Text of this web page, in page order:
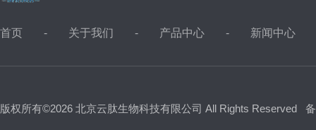
首页 关于我们 产品中心 新闻中心
版权所有©2026 北京云肽生物科技有限公司 All Rights Reserved